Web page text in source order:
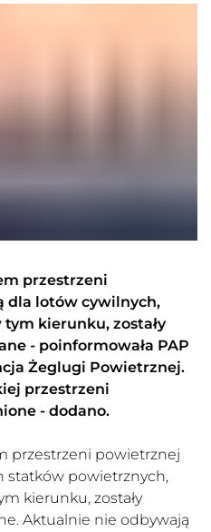
przestrzeni
dla lotów cywilnych,
tym kierunku, zostały
- poinformowała PAP
Żeglugi Powietrznej.
przestrzeni
- dodano.
przestrzeni powietrznej
statków powietrznych,
kierunku, zostały
Aktualnie nie odbywają